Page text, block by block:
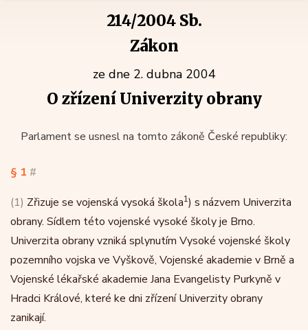
214/2004 Sb.
Zákon
ze dne 2. dubna 2004
O zřízení Univerzity obrany
Parlament se usnesl na tomto zákoně České republiky:
§ 1 #
(1) Zřizuje se vojenská vysoká škola1) s názvem Univerzita
obrany. Sídlem této vojenské vysoké školy je Brno.
Univerzita obrany vzniká splynutím Vysoké vojenské školy
pozemního vojska ve Vyškově, Vojenské akademie v Brně a
Vojenské lékařské akademie Jana Evangelisty Purkyně v
Hradci Králové, které ke dni zřízení Univerzity obrany
zanikají.